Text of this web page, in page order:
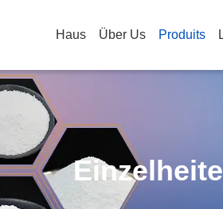
Haus Über Us Produits